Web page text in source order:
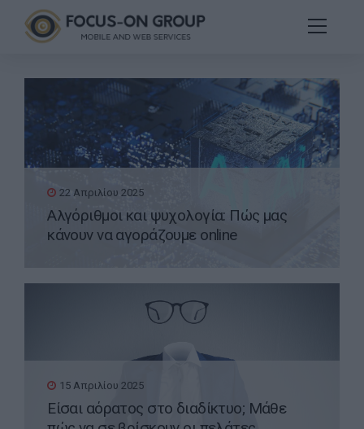
22 Απριλίου 2025
Αλγόριθμοι και ψυχολογία: Πώς μας
κάνουν να αγοράζουμε online
15 Απριλίου 2025
Είσαι αόρατος στο διαδίκτυο; Μάθε